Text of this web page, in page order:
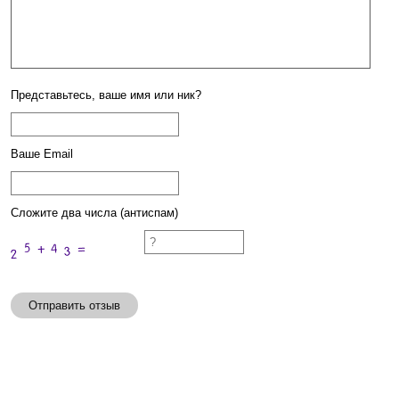
Представьтесь, ваше имя или ник?
Ваше Email
Сложите два числа (антиспам)
Отправить отзыв